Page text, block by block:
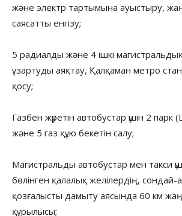
және электр тартымына ауыстыру,
саясатты енгізу;
5 радиалды және 4 ішкі
ұзартуды аяқтау, Қалқаман метро
қосу;
Газбен жүретін автобустар үшін 2
және 5 газ құю бекетін салу;
Магистральды автобустар мен такси
бөлінген қалалық желілердің,
қозғалысты дамыту аясында 60 км
құрылысы;